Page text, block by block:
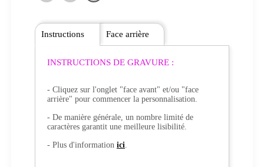
Instructions
INSTRUCTIONS DE GRAVURE :
- Cliquez sur l'onglet "face avant" et/ou "face
arrière" pour commencer la personnalisation.
- De manière générale, un nombre limité de
caractères garantit une meilleure lisibilité.
- Plus d'information ici.
Face arrière